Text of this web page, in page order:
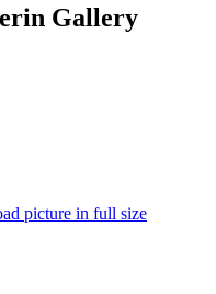
Gallery
picture in full size